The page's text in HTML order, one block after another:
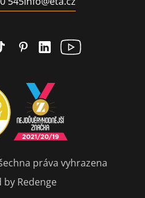
práva vyhrazena
by Redenge